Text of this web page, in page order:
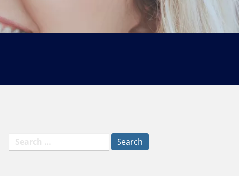
Search
for: